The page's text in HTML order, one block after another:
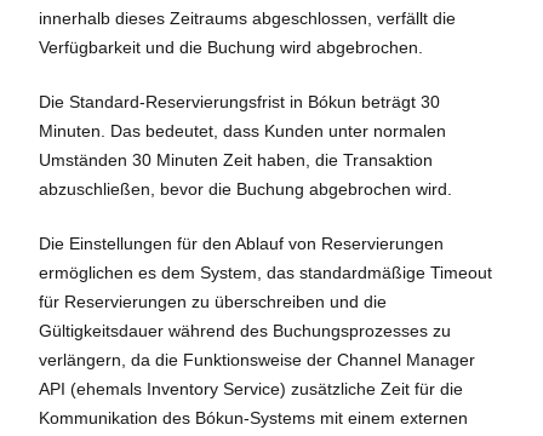
innerhalb dieses Zeitraums abgeschlossen, verfällt die
Verfügbarkeit und die Buchung wird abgebrochen.
Die Standard-Reservierungsfrist in Bókun beträgt 30
Minuten. Das bedeutet, dass Kunden unter normalen
Umständen 30 Minuten Zeit haben, die Transaktion
abzuschließen, bevor die Buchung abgebrochen wird.
Die Einstellungen für den Ablauf von Reservierungen
ermöglichen es dem System, das standardmäßige Timeout
für Reservierungen zu überschreiben und die
Gültigkeitsdauer während des Buchungsprozesses zu
verlängern, da die Funktionsweise der Channel Manager
API (ehemals Inventory Service) zusätzliche Zeit für die
Kommunikation des Bókun-Systems mit einem externen